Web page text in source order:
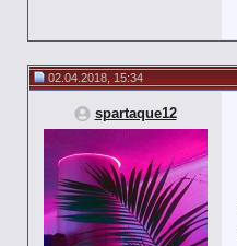
02.04.2018, 15:34
spartaque12